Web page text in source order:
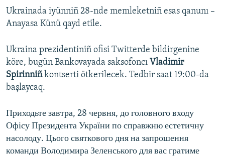
Українською
RFE/RS bütün saytları
Ukrainada iyünniñ 28-nde memleketniñ esas qanunı –
Anayasa Künü qayd etile.
Ukraina prezidentiniñ ofisi Twitterde bildirgenine
köre, bugün Bankovayada saksofoncı Vladimir
Spirinniñkontserti ötkerilecek. Tedbir saat 19:00-da
başlaycaq.
Приходьте завтра, 28 червня, до головного входу
Офісу Президента України по справжню естетичну
насолоду. Цього святкового дня на запрошення
команди Володимира Зеленського для вас гратиме